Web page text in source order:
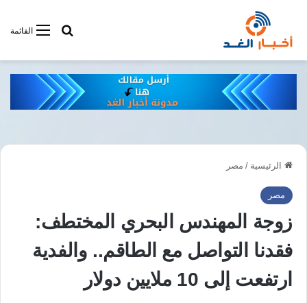
القائمةأبحت فى
الرئيسية / مصر
مصر
زوجة المهندس البحري المختطف:
فقدنا التواصل مع الطاقم.. والفدية
ارتفعت إلى 10 ملايين دولار